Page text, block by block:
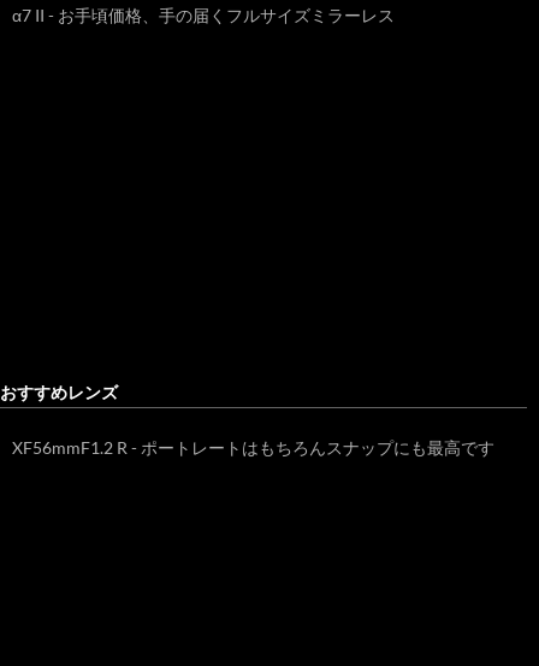
α7 II - お手頃価格、手の届くフルサイズミラーレス
おすすめレンズ
XF56mmF1.2 R - ポートレートはもちろんスナップにも最高です